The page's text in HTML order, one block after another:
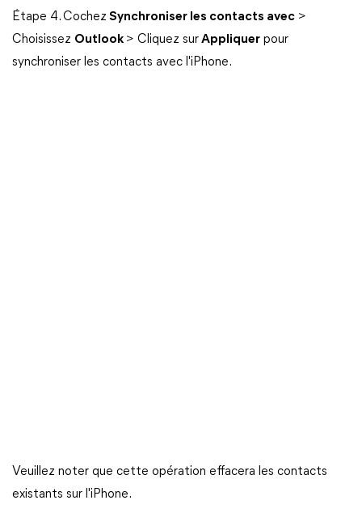
Étape 4. Cochez Synchroniser les contacts avec >
Choisissez Outlook > Cliquez surAppliquer pour
synchroniser les contacts avec l'iPhone.
Veuillez noter que cette opération effacera les contacts
existants sur l'iPhone.